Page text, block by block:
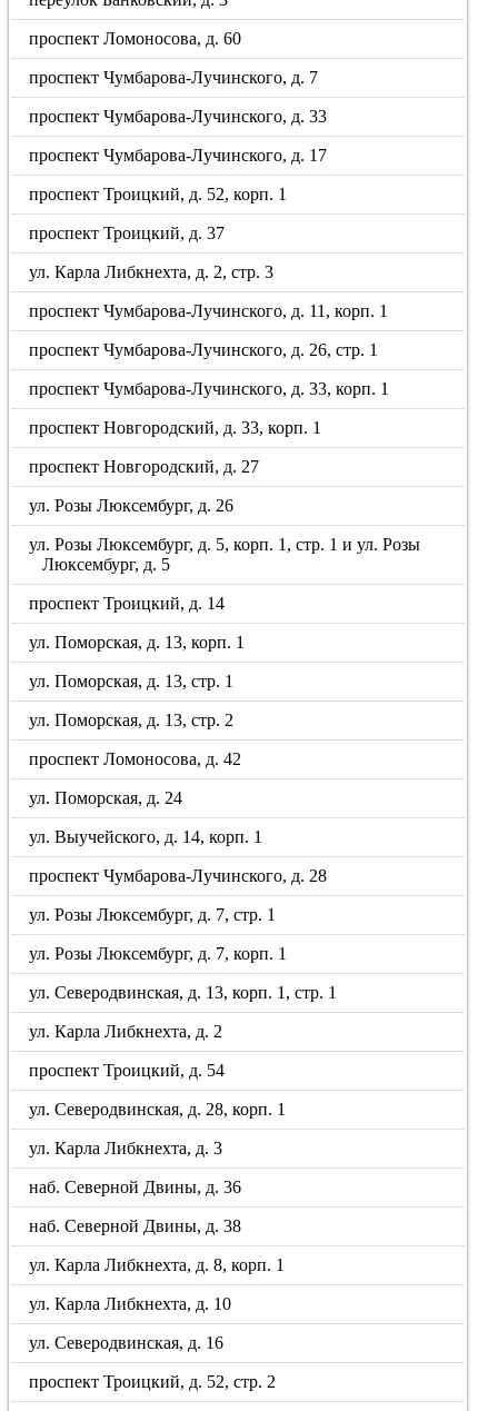
проспект Ломоносова, д. 60
проспект Чумбарова-Лучинского, д. 7
проспект Чумбарова-Лучинского, д. 33
проспект Чумбарова-Лучинского, д. 17
проспект Троицкий, д. 52, корп. 1
проспект Троицкий, д. 37
ул. Карла Либкнехта, д. 2, стр. 3
проспект Чумбарова-Лучинского, д. 11, корп. 1
проспект Чумбарова-Лучинского, д. 26, стр. 1
проспект Чумбарова-Лучинского, д. 33, корп. 1
проспект Новгородский, д. 33, корп. 1
проспект Новгородский, д. 27
ул. Розы Люксембург, д. 26
ул. Розы Люксембург, д. 5, корп. 1, стр. 1 и ул. Розы
Люксембург, д. 5
проспект Троицкий, д. 14
ул. Поморская, д. 13, корп. 1
ул. Поморская, д. 13, стр. 1
ул. Поморская, д. 13, стр. 2
проспект Ломоносова, д. 42
ул. Поморская, д. 24
ул. Выучейского, д. 14, корп. 1
проспект Чумбарова-Лучинского, д. 28
ул. Розы Люксембург, д. 7, стр. 1
ул. Розы Люксембург, д. 7, корп. 1
ул. Северодвинская, д. 13, корп. 1, стр. 1
ул. Карла Либкнехта, д. 2
проспект Троицкий, д. 54
ул. Северодвинская, д. 28, корп. 1
ул. Карла Либкнехта, д. 3
наб. Северной Двины, д. 36
наб. Северной Двины, д. 38
ул. Карла Либкнехта, д. 8, корп. 1
ул. Карла Либкнехта, д. 10
ул. Северодвинская, д. 16
проспект Троицкий, д. 52, стр. 2